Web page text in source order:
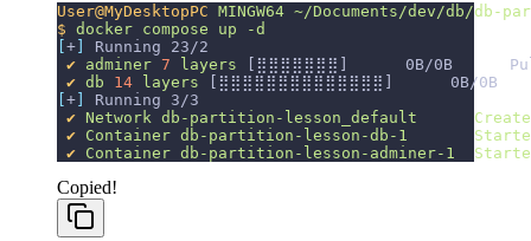
User@MyDesktopPC MINGW64 ~/Documents/dev/db/db-
$ docker compose up -d
+
Running 23/2
✔ adminer 7 layers [⣿⣿⣿⣿⣿⣿⣿]      0B/0B
✔ db 14 layers [⣿⣿⣿⣿⣿⣿⣿⣿⣿⣿⣿⣿⣿⣿]
+
Running 3/3
✔ Network db-partition-lesson_default
✔ Container db-partition-lesson-db-1
✔ Container db-partition-lesson-adminer-1
Copied!